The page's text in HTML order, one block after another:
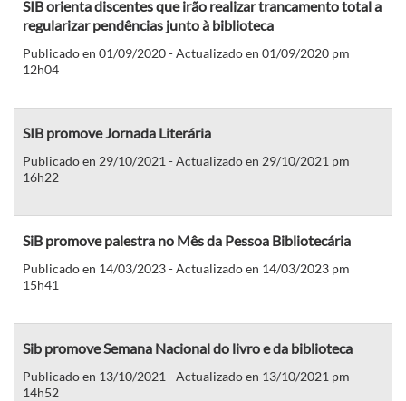
SIB orienta discentes que irão realizar trancamento total a
regularizar pendências junto à biblioteca
Publicado en 01/09/2020 - Actualizado en 01/09/2020 pm
12h04
SIB promove Jornada Literária
Publicado en 29/10/2021 - Actualizado en 29/10/2021 pm
16h22
SiB promove palestra no Mês da Pessoa Bibliotecária
Publicado en 14/03/2023 - Actualizado en 14/03/2023 pm
15h41
Sib promove Semana Nacional do livro e da biblioteca
Publicado en 13/10/2021 - Actualizado en 13/10/2021 pm
14h52